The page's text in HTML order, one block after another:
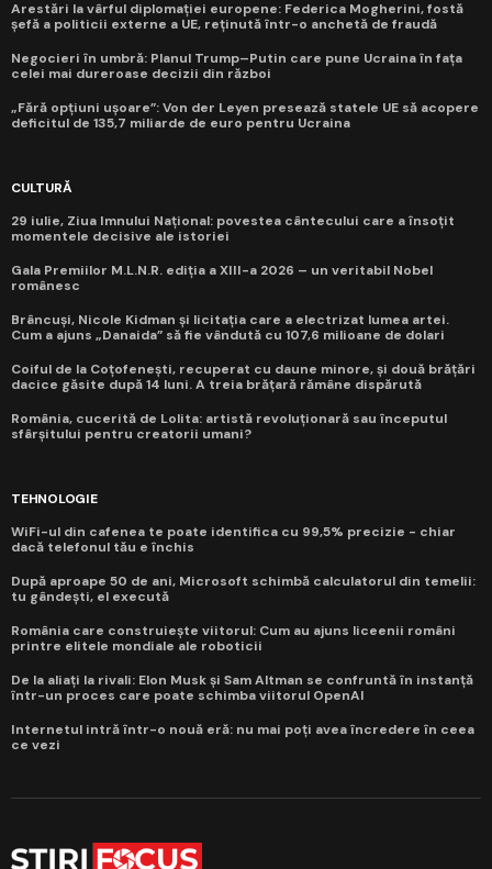
Arestări la vârful diplomației europene: Federica Mogherini, fostă
șefă a politicii externe a UE, reținută într-o anchetă de fraudă
Negocieri în umbră: Planul Trump–Putin care pune Ucraina în fața
celei mai dureroase decizii din război
„Fără opțiuni ușoare”: Von der Leyen presează statele UE să acopere
deficitul de 135,7 miliarde de euro pentru Ucraina
CULTURĂ
29 iulie, Ziua Imnului Național: povestea cântecului care a însoțit
momentele decisive ale istoriei
Gala Premiilor M.L.N.R. ediția a XIII-a 2026 – un veritabil Nobel
românesc
Brâncuși, Nicole Kidman și licitația care a electrizat lumea artei.
Cum a ajuns „Danaida” să fie vândută cu 107,6 milioane de dolari
Coiful de la Coțofenești, recuperat cu daune minore, și două brățări
dacice găsite după 14 luni. A treia brățară rămâne dispărută
România, cucerită de Lolita: artistă revoluționară sau începutul
sfârșitului pentru creatorii umani?
TEHNOLOGIE
WiFi-ul din cafenea te poate identifica cu 99,5% precizie - chiar
dacă telefonul tău e închis
După aproape 50 de ani, Microsoft schimbă calculatorul din temelii:
tu gândești, el execută
România care construiește viitorul: Cum au ajuns liceenii români
printre elitele mondiale ale roboticii
De la aliați la rivali: Elon Musk și Sam Altman se confruntă în instanță
într-un proces care poate schimba viitorul OpenAI
Internetul intră într-o nouă eră: nu mai poți avea încredere în ceea
ce vezi